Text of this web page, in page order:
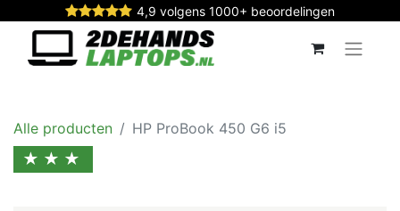
4,9 volgens 1000+ beoordelingen
Alle producten HP ProBook 450 G6 i5
★★★